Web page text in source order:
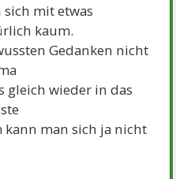
sich mit etwas
kaum.
Gedanken nicht
gleich wieder in das
kann man sich ja nicht